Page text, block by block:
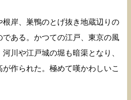
岸、巣鴨のとげ抜き地蔵辺りの
ある。かつての江戸、東京の風
川や江戸城の堀も暗渠となり、
作られた。極めて嘆かわしいこ